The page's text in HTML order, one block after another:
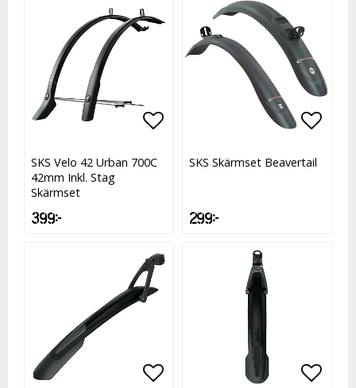
Lägg till i favoritlistan
SKS Velo 42 Urban 700C
42mm Inkl. Stag
Skärmset
399 kr
SKS Skärmset Beavertail
299 kr